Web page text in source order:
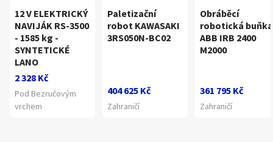
12 V ELEKTRICKÝ
NAVIJÁK RS-3500
- 1585 kg -
SYNTETICKÉ
LANO
2 328 Kč
Pod Bezručovým
vrchem
Paletizační
robot KAWASAKI
3RS050N-BC02
404 625 Kč
Zahraničí
Obráběcí
robotická buňka
ABB IRB 2400
M2000
361 795 Kč
Zahraničí